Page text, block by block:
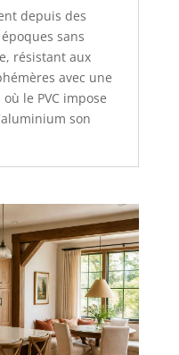
depuis des
sans
résistant aux
avec une
le PVC impose
son